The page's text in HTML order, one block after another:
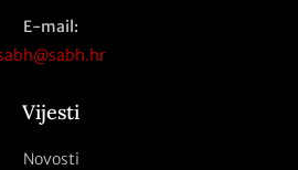
E-mail:
Vijesti
Novosti